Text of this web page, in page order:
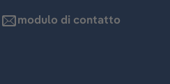
modulo di contatto